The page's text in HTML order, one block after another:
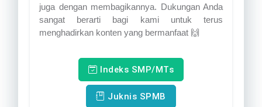
juga dengan membagikannya. Dukungan Anda
sangat berarti bagi kami untuk terus
menghadirkan konten yang bermanfaat 🙌
Indeks SMP/MTs
Juknis SPMB